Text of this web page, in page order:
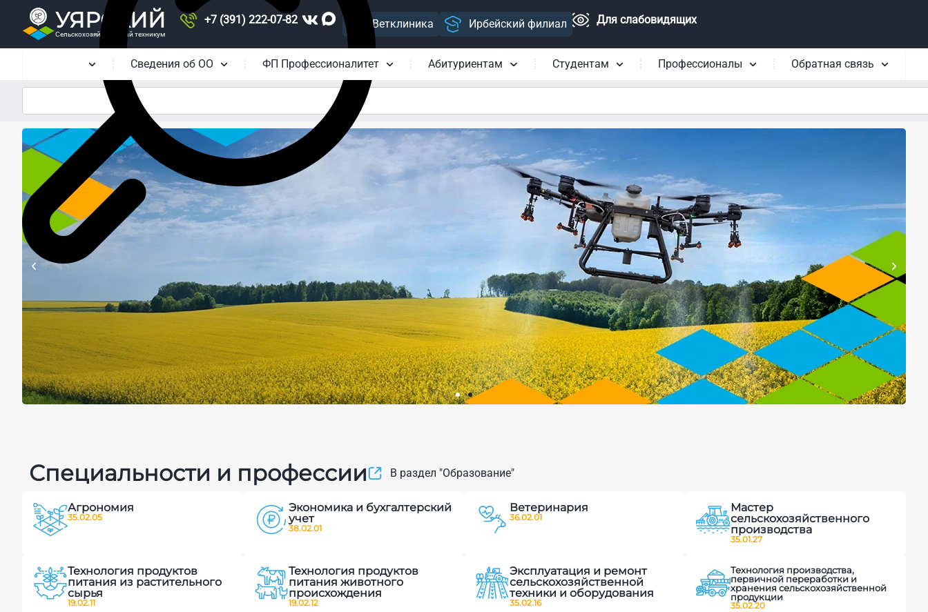
УЯРСКИЙ
Сельскохозяйственный техникум
+7 (391) 222-07-82 Ветклиника Ирбейский филиал Для слабовидящих
Сведения об ОО ФП Профессионалитет Абитуриентам Студентам Профессионалы Обратная связь
Центр цифрового
земледелия и современных
агропромышленных
технологий
Специальности и профессии В раздел "Образование"
Агрономия
35.02.05
Экономика и бухгалтерский
учет
38.02.01
Ветеринария
36.02.01
Мастер
сельскохозяйственного
производства
35.01.27
Технология продуктов
питания из растительного
сырья
19.02.11
Технология продуктов
питания животного
происхождения
19.02.12
Эксплуатация и ремонт
сельскохозяйственной
техники и оборудования
35.02.16
Технология производства,
первичной переработки и
хранения сельскохозяйственной
продукции
35.02.20